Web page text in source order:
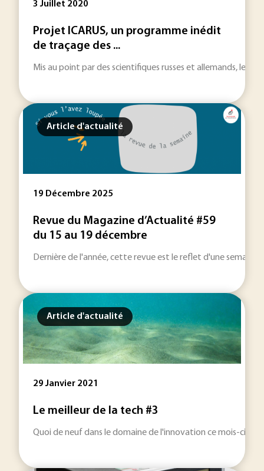
3 Juillet 2020
Projet ICARUS, un programme inédit
de traçage des ...
Mis au point par des scientifiques russes et allemands, le
Article d'actualité
19 Décembre 2025
Revue du Magazine d’Actualité #59
du 15 au 19 décembre
Dernière de l'année, cette revue est le reflet d'une
Article d'actualité
29 Janvier 2021
Le meilleur de la tech #3
Quoi de neuf dans le domaine de l'innovation ce mois-ci ?